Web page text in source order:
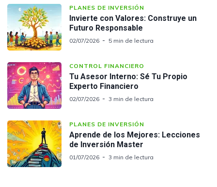
PLANES DE INVERSIÓN
Invierte con Valores: Construye un
Futuro Responsable
02/07/2026 5 min de lectura
CONTROL FINANCIERO
Tu Asesor Interno: Sé Tu Propio
Experto Financiero
02/07/2026 3 min de lectura
PLANES DE INVERSIÓN
Aprende de los Mejores: Lecciones
de Inversión Master
01/07/2026 3 min de lectura